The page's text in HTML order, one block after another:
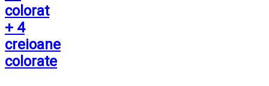
colorat
+ 4
creioane
colorate